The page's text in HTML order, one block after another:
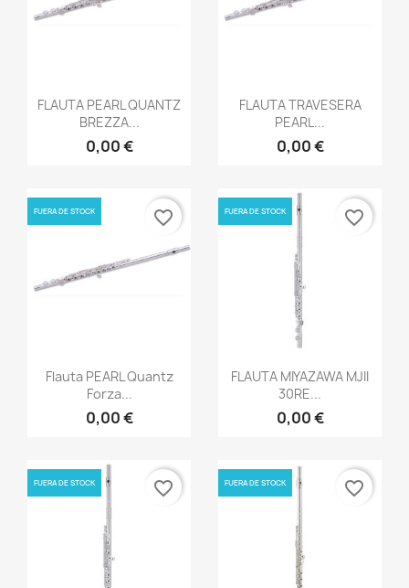
Vista rápida
FLAUTA PEARL QUANTZ
BREZZA...
0,00 €
Vista rápida
FLAUTA TRAVESERA
PEARL...
0,00 €
Vista rápida
Flauta PEARL Quantz
Forza...
0,00 €
FUERA DE STOCK favorite_border
Vista rápida
FLAUTA MIYAZAWA MJII
30RE...
0,00 €
FUERA DE STOCK favorite_border
FUERA DE STOCK favorite_border FUERA DE STOCK favorite_border